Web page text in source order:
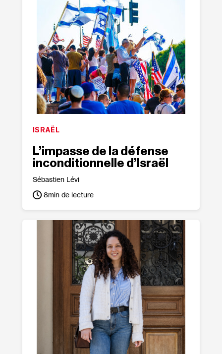
ISRAËL
L’impasse de la défense
inconditionnelle d’Israël
Sébastien Lévi
8min de lecture